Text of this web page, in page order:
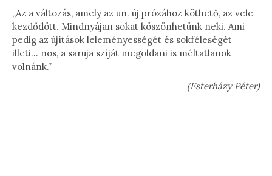
„Az a változás, amely az un. új prózához köthető, az vele
kezdődött. Mindnyájan sokat köszönhetünk neki. Ami
pedig az újítások leleményességét és sokféleségét
illeti… nos, a saruja szíját megoldani is méltatlanok
volnánk.”
(Esterházy Péter)